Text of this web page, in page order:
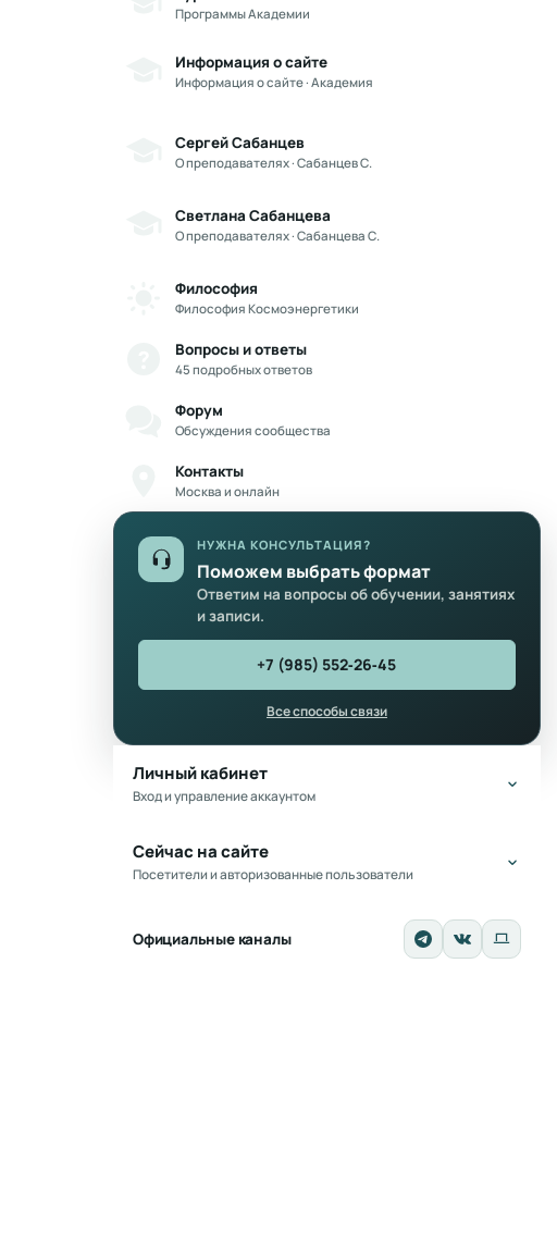
Программы Академии
Информация о сайте
Информация о сайте · Академия
Сергей Сабанцев
О преподавателях · Сабанцев С.
Светлана Сабанцева
О преподавателях · Сабанцева С.
Философия
Философия Космоэнергетики
Вопросы и ответы
45 подробных ответов
Форум
Обсуждения сообщества
Контакты
Москва и онлайн
НУЖНА КОНСУЛЬТАЦИЯ?
Поможем выбрать формат
Ответим на вопросы об обучении, занятиях
и записи.
+7 (985) 552‑26‑45
Все способы связи
Личный кабинет
Вход и управление аккаунтом
Сейчас на сайте
Посетители и авторизованные пользователи
Официальные каналы